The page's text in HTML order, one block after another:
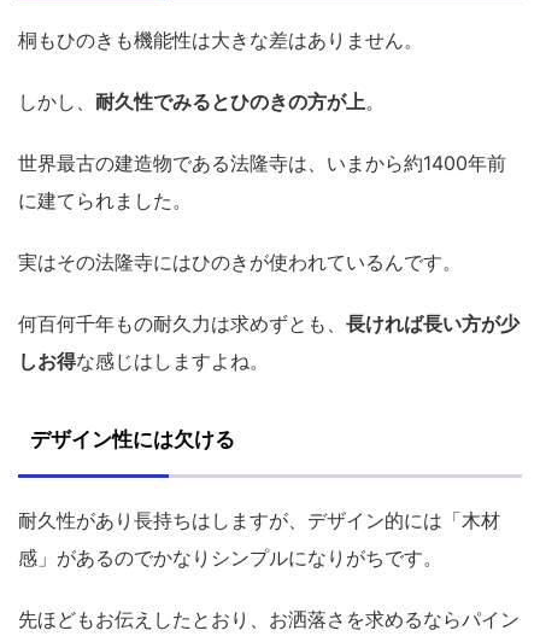
桐もひのきも機能性は大きな差はありません。
しかし、 耐久性でみるとひのきの方が上。
世界最古の建造物である法隆寺は、いまから約1400年前
に建てられました。
実はその法隆寺にはひのきが使われているんです。
何百何千年もの耐久力は求めずとも、 長ければ長い方が少
しお得な感じはしますよね。
デザイン性には欠ける
耐久性があり長持ちはしますが、デザイン的には「木材
感」があるのでかなりシンプルになりがちです。
先ほどもお伝えしたとおり、お洒落さを求めるならパイン